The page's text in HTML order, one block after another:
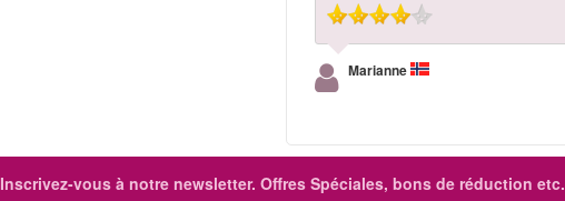
Marianne
Inscrivez-vous à notre newsletter. Offres Spéciales, bons de réduction etc.